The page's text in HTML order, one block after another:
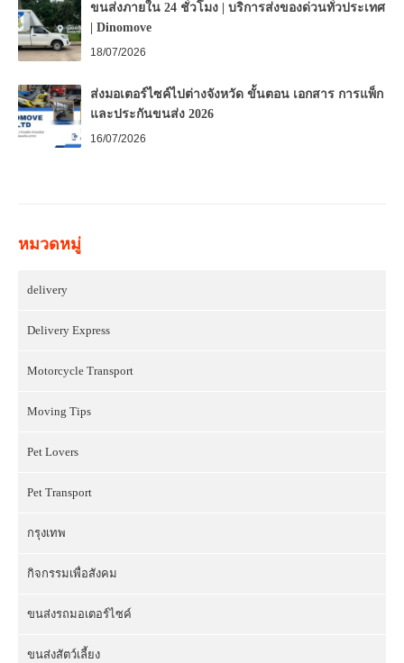
ขนส่งภายใน 24 ชั่วโมง | บริการส่งของด่วนทั่วประเทศ
| Dinomove
18/07/2026
ส่งมอเตอร์ไซค์ไปต่างจังหวัด ขั้นตอน เอกสาร การแพ็ก
และประกันขนส่ง 2026
16/07/2026
หมวดหมู่
delivery
Delivery Express
Motorcycle Transport
Moving Tips
Pet Lovers
Pet Transport
กรุงเทพ
กิจกรรมเพื่อสังคม
ขนส่งรถมอเตอร์ไซค์
ขนส่งสัตว์เลี้ยง